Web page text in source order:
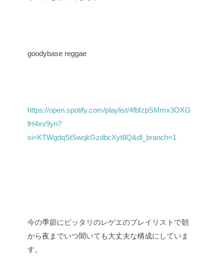
goodybase reggae
https://open.spotify.com/playlist/4fbfzpSMmx3OXG
lH4xv9yn?
si=KTWgdqStSwqkGzdbcXyt8Q&dl_branch=1
今の季節にピッタリのレゲエのプレイリストで朝
から夜までいつ聞いても大丈夫な構成にしていま
す。